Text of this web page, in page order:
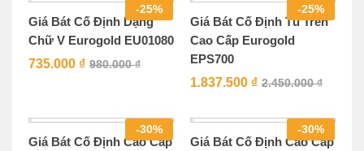
-25%
Giá Bát Cố Định Dạng
Chữ V Eurogold EU01080
735.000 ₫ 980.000₫
-25%
Giá Bát Cố Định Tủ Trên
Cao Cấp Eurogold
EPS700
1.837.500 ₫ 2.450.000₫
-30%
Giá Bát Cố Định Cao Cấp
-30%
Giá Bát Cố Định Cao Cấp